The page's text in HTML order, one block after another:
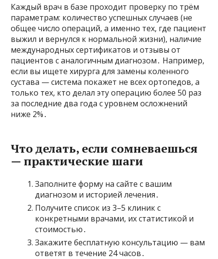
Каждый врач в базе проходит проверку по трём
параметрам: количество успешных случаев (не
общее число операций, а именно тех, где пациент
выжил и вернулся к нормальной жизни), наличие
международных сертификатов и отзывы от
пациентов с аналогичным диагнозом․ Например,
если вы ищете хирурга для замены коленного
сустава — система покажет не всех ортопедов, а
только тех, кто делал эту операцию более 50 раз
за последние два года с уровнем осложнений
ниже 2%․
Что делать, если сомневаешься
— практические шаги
Заполните форму на сайте с вашим
диагнозом и историей лечения․
Получите список из 3–5 клиник с
конкретными врачами, их статистикой и
стоимостью․
Закажите бесплатную консультацию — вам
ответят в течение 24 часов․